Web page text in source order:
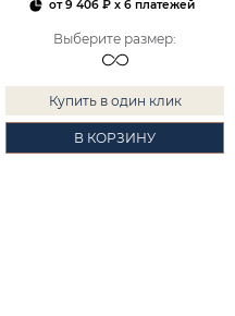
от9 406 ₽x 6 платежей
Выберите размер:
Купить в один клик
В КОРЗИНУ